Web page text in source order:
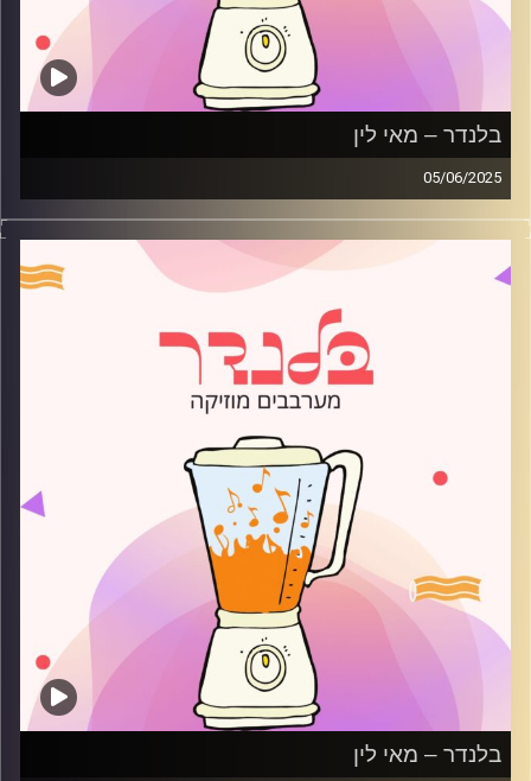
בלנדר – מאי לין
05/06/2025
מוזיקה רגועה לפתוח איתה את הבוקר בהגשת מאי לין
קרדיט תמונות:
AudioVersity
בלנדר – מאי לין